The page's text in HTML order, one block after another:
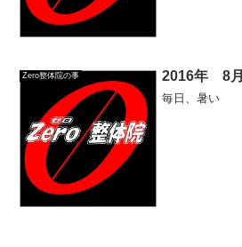
Zero整体院の事 2016年 8月
毎日、暑い